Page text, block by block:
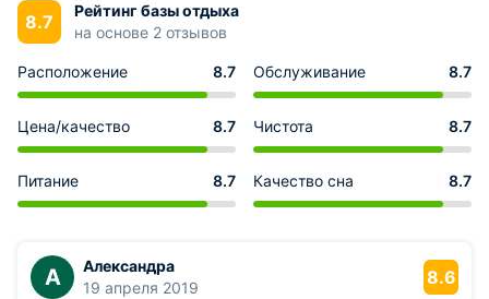
8.7
Рейтинг базы отдыха
на основе 2 отзывов
Расположение 8.7 Обслуживание 8.7
Цена/качество 8.7 Чистота 8.7
Питание 8.7 Качество сна 8.7
А
Александра
19 апреля 2019
8.6